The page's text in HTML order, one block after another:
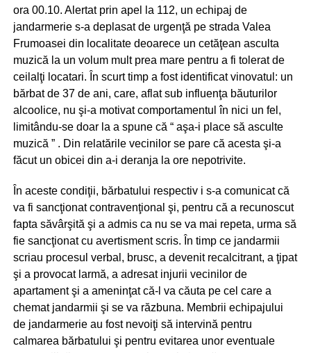
ora 00.10. Alertat prin apel la 112, un echipaj de
jandarmerie s-a deplasat de urgenţă pe strada Valea
Frumoasei din localitate deoarece un cetăţean asculta
muzică la un volum mult prea mare pentru a fi tolerat de
ceilalţi locatari. În scurt timp a fost identificat vinovatul: un
bărbat de 37 de ani, care, aflat sub influenţa băuturilor
alcoolice, nu şi-a motivat comportamentul în nici un fel,
limitându-se doar la a spune că “ aşa-i place să asculte
muzică ” . Din relatările vecinilor se pare că acesta şi-a
făcut un obicei din a-i deranja la ore nepotrivite.
În aceste condiţii, bărbatului respectiv i s-a comunicat că
va fi sancţionat contravenţional şi, pentru că a recunoscut
fapta săvârşită şi a admis ca nu se va mai repeta, urma să
fie sancţionat cu avertisment scris. În timp ce jandarmii
scriau procesul verbal, brusc, a devenit recalcitrant, a ţipat
şi a provocat larmă, a adresat injurii vecinilor de
apartament şi a ameninţat că-l va căuta pe cel care a
chemat jandarmii şi se va răzbuna. Membrii echipajului
de jandarmerie au fost nevoiţi să intervină pentru
calmarea bărbatului şi pentru evitarea unor eventuale